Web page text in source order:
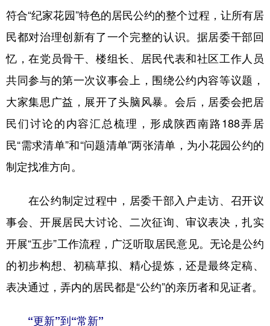
符合“纪家花园”特色的居民公约的整个过程，让所有居
民都对治理创新有了一个完整的认识。据居委干部回
忆，在党员骨干、楼组长、居民代表和社区工作人员
共同参与的第一次议事会上，围绕公约内容等议题，
大家集思广益，展开了头脑风暴。会后，居委会把居
民们讨论的内容汇总梳理，形成陕西南路188弄居
民“需求清单”和“问题清单”两张清单，为小花园公约的
制定找准方向。
在公约制定过程中，居委干部入户走访、召开议
事会、开展居民大讨论、二次征询、审议表决，扎实
开展“五步”工作流程，广泛听取居民意见。无论是公约
的初步构想、初稿草拟、精心提炼，还是最终定稿、
表决通过，弄内的居民都是“公约”的亲历者和见证者。
“更新”到“常新”